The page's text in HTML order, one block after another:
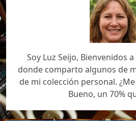
Soy Luz Seijo, Bienvenidos
donde comparto algunos de
de mi colección personal.
Bueno, un 70%